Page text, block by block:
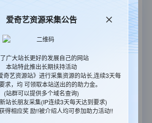
2026-07-
正片
14
2026-07-
06
爱奇艺资源采集公告
广大站长更好的发展自己的网站
本站特此推出长期扶持活动
奇艺资源站》进行采集资源的站长,连续3天每
求，均 可领取本站送出的的助力金。
(站群可以提供多个域名查询)
站长朋友采集(IP连续3天每天达到要求)
得相应奖 励!!被介绍人均可参加助力活动!!